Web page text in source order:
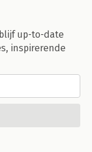
up-to-date
inspirerende